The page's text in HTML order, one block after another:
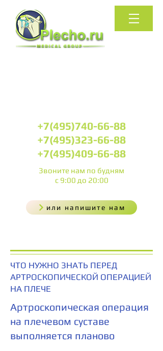
+7(495)740-66-88
+7(495)323-66-88
+7(495)409-66-88
Звоните нам по будням
с 9:00 до 20:00
или напишите нам
ЧТО НУЖНО ЗНАТЬ ПЕРЕД
АРТРОСКОПИЧЕСКОЙ ОПЕРАЦИЕЙ
НА ПЛЕЧЕ
Артроскопическая операция
на плечевом суставе
выполняется планово